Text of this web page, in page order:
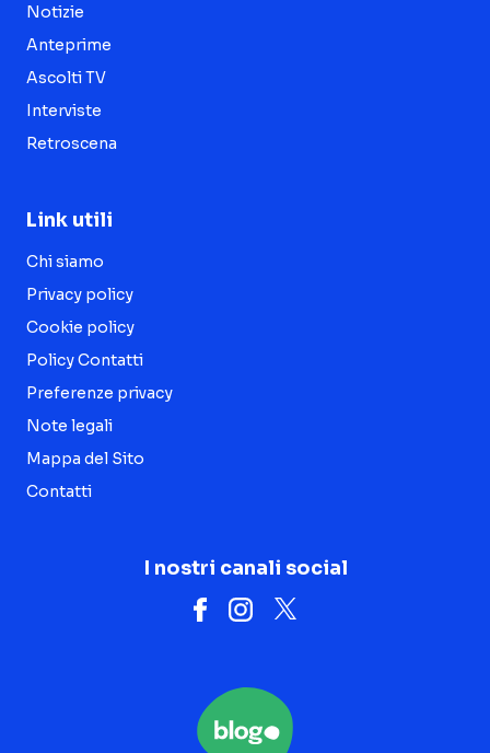
Notizie
Anteprime
Ascolti TV
Interviste
Retroscena
Link utili
Chi siamo
Privacy policy
Cookie policy
Policy Contatti
Preferenze privacy
Note legali
Mappa del Sito
Contatti
I nostri canali social